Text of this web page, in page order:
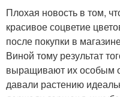
Плохая новость в том,
красивое соцветие
после покупки в
Виной тому результат
выращивают их особым
давали растению